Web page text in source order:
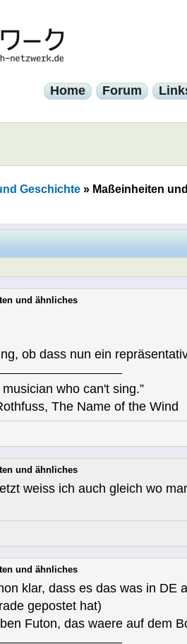
Home Forum
Geschichte» Maßeinheiten
und ähnliches
ob dass nun ein
musician who can't sing.”
The Name of the Wind
und ähnliches
weiss ich auch gleich wo
und ähnliches
klar, dass es das was in DE
gepostet hat)
Futon, das waere auf dem